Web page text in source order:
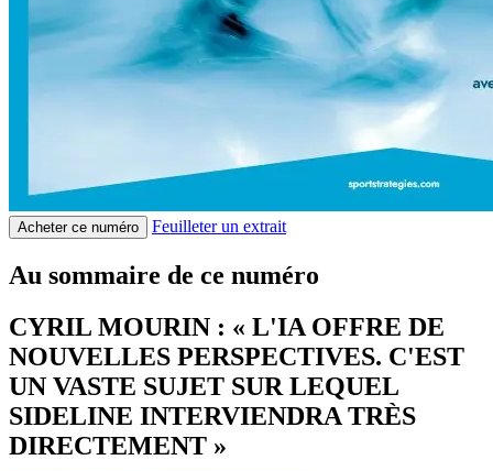
Acheter ce numéro Feuilleter un extrait
Au sommaire de ce numéro
CYRIL MOURIN : « L'IA OFFRE DE
NOUVELLES PERSPECTIVES. C'EST
UN VASTE SUJET SUR LEQUEL
SIDELINE INTERVIENDRA TRÈS
DIRECTEMENT »